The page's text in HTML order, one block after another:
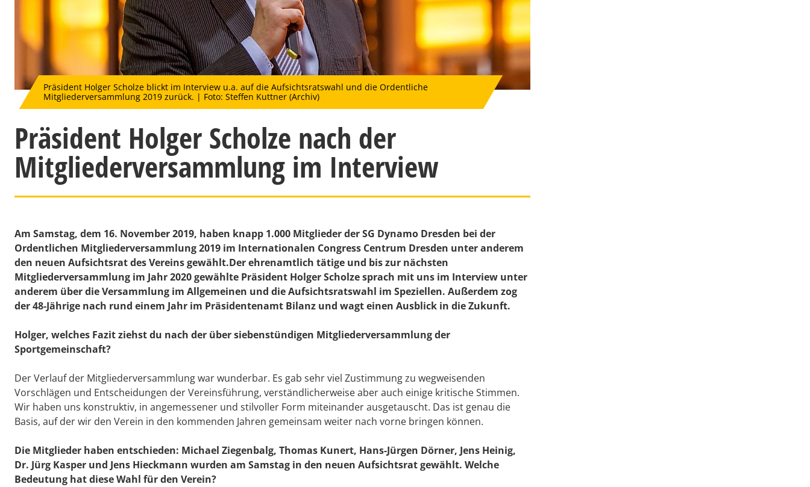
Präsident Holger Scholze blickt im Interview u.a. auf die Aufsichtsratswahl und die Ordentliche
Mitgliederversammlung 2019 zurück. | Foto: Steffen Kuttner (Archiv)
Präsident Holger Scholze nach der
Mitgliederversammlung im Interview
Am Samstag, dem 16. November 2019, haben knapp 1.000 Mitglieder der SG Dynamo Dresden bei der
Ordentlichen Mitgliederversammlung 2019 im Internationalen Congress Centrum Dresden unter anderem
den neuen Aufsichtsrat des Vereins gewählt.Der ehrenamtlich tätige und bis zur nächsten
Mitgliederversammlung im Jahr 2020 gewählte Präsident Holger Scholze sprach mit uns im Interview unter
anderem über die Versammlung im Allgemeinen und die Aufsichtsratswahl im Speziellen. Außerdem zog
der 48-Jährige nach rund einem Jahr im Präsidentenamt Bilanz und wagt einen Ausblick in die Zukunft.
Holger, welches Fazit ziehst du nach der über siebenstündigen Mitgliederversammlung der
Sportgemeinschaft?
Der Verlauf der Mitgliederversammlung war wunderbar. Es gab sehr viel Zustimmung zu wegweisenden
Vorschlägen und Entscheidungen der Vereinsführung, verständlicherweise aber auch einige kritische Stimmen.
Wir haben uns konstruktiv, in angemessener und stilvoller Form miteinander ausgetauscht. Das ist genau die
Basis, auf der wir den Verein in den kommenden Jahren gemeinsam weiter nach vorne bringen können.
Die Mitglieder haben entschieden: Michael Ziegenbalg, Thomas Kunert, Hans-Jürgen Dörner, Jens Heinig,
Dr. Jürg Kasper und Jens Hieckmann wurden am Samstag in den neuen Aufsichtsrat gewählt. Welche
Bedeutung hat diese Wahl für den Verein?